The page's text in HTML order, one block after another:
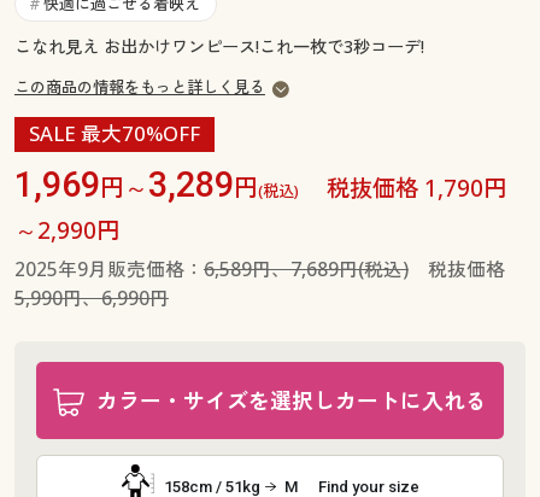
ご利用ガイド
よくある質問とお問い合わせ
よくある質問とお問い合わせ
#
こなれ見え お出かけワンピース!これ一枚で3秒コーデ!
この商品の情報をもっと詳しく見る
SALE 最大70%OFF
1,969円～3,289円(税込)
税抜価格 1,790円
～2,990円
2025年9月販売価格： 6,589円、7,689円(税込)税抜価格
5,990円、6,990円
カラー・サイズを選択しカートに入れる
158cm / 51kg M Find your size